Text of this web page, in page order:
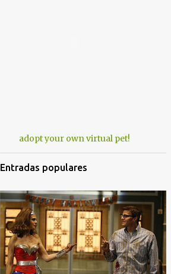
adopt your own virtual pet!
Entradas populares